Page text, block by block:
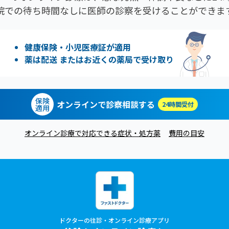
での待ち時間なしに医師の診察を受けることができま
健康保険・小児医療証が適用
薬は配送 またはお近くの薬局で受け取り
保険
適用 オンラインで診察相談する 24時間受付
オンライン診療で対応できる症状・処方薬 費用の目安
ドクターの往診・オンライン診療アプリ